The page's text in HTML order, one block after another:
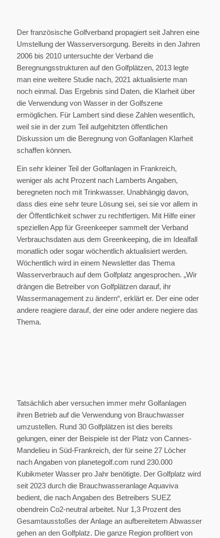
Der französische Golfverband propagiert seit Jahren eine
Umstellung der Wasserversorgung. Bereits in den Jahren
2006 bis 2010 untersuchte der Verband die
Beregnungsstrukturen auf den Golfplätzen, 2013 legte
man eine weitere Studie nach, 2021 aktualisierte man
noch einmal. Das Ergebnis sind Daten, die Klarheit über
die Verwendung von Wasser in der Golfszene
ermöglichen. Für Lambert sind diese Zahlen wesentlich,
weil sie in der zum Teil aufgehitzten öffentlichen
Diskussion um die Beregnung von Golfanlagen Klarheit
schaffen können.
Ein sehr kleiner Teil der Golfanlagen in Frankreich,
weniger als acht Prozent nach Lamberts Angaben,
beregneten noch mit Trinkwasser. Unabhängig davon,
dass dies eine sehr teure Lösung sei, sei sie vor allem in
der Öffentlichkeit schwer zu rechtfertigen. Mit Hilfe einer
speziellen App für Greenkeeper sammelt der Verband
Verbrauchsdaten aus dem Greenkeeping, die im Idealfall
monatlich oder sogar wöchentlich aktualisiert werden.
Wöchentlich wird in einem Newsletter das Thema
Wasserverbrauch auf dem Golfplatz angesprochen. „Wir
drängen die Betreiber von Golfplätzen darauf, ihr
Wassermanagement zu ändern“, erklärt er. Der eine oder
andere reagiere darauf, der eine oder andere negiere das
Thema.
Tatsächlich aber versuchen immer mehr Golfanlagen
ihren Betrieb auf die Verwendung von Brauchwasser
umzustellen. Rund 30 Golfplätzen ist dies bereits
gelungen, einer der Beispiele ist der Platz von Cannes-
Mandelieu in Süd-Frankreich, der für seine 27 Löcher
nach Angaben von planetegolf.com rund 230.000
Kubikmeter Wasser pro Jahr benötigte. Der Golfplatz wird
seit 2023 durch die Brauchwasseranlage Aquaviva
bedient, die nach Angaben des Betreibers SUEZ
obendrein Co2-neutral arbeitet. Nur 1,3 Prozent des
Gesamtausstoßes der Anlage an aufbereitetem Abwasser
gehen an den Golfplatz. Die ganze Region profitiert von